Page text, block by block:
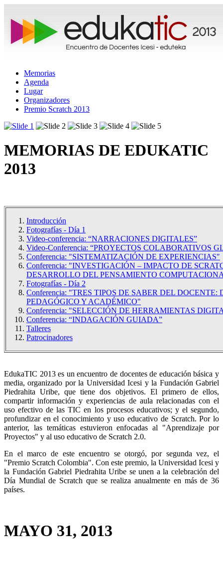
Memorias
Agenda
Lugar
Organizadores
Premio Scratch 2013
MEMORIAS DE EDUKATIC
2013
Introducción
Fotografías - Día 1
Video-conferencia: “NARRACIONES DIGITALES”
Video-Conferencia: “PROYECTOS COLABORATIVOS
Conferencia: "SISTEMATIZACIÓN DE EXPERIENCIAS"
Conferencia: "INVESTIGACIÓN – IMPACTO DE
DESARROLLO DEL PENSAMIENTO
Fotografías - Día 2
Conferencia: "TRES TIPOS DE SABER DEL DOCENTE:
PEDAGÓGICO Y ACADÉMICO"
Conferencia: "SELECCIÓN DE HERRAMIENTAS
Conferencia: “INDAGACIÓN GUIADA”
Talleres
Patrocinadores
EdukaTIC 2013 es un encuentro de docentes de educación básica y
media, organizado por la Universidad Icesi y la Fundación Gabriel
Piedrahita Uribe, que tiene dos objetivos. El primero de ellos,
compartir información y experiencias de aula relacionadas con el
uso efectivo de las TIC en los procesos educativos; y el segundo,
profundizar en el conocimiento y uso educativo de Scratch. Por lo
anterior, las temáticas estuvieron enfocadas al "Aprendizaje por
Proyectos" y al uso educativo de Scratch 2.0.
En el marco de este encuentro se otorgó, por segunda vez, el
"Premio Scratch Colombia". Con este premio, la Universidad Icesi y
la Fundación Gabriel Piedrahita Uribe se unen a la celebración del
Día Mundial de Scratch que se realiza anualmente en más de 36
países.
MAYO 31, 2013